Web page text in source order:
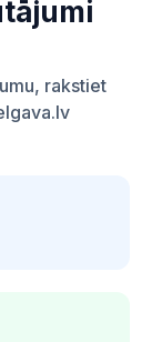
rakstiet